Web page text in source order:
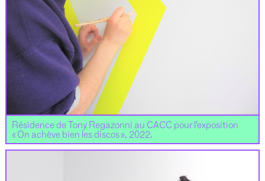
Résidence de Tony Regazonni au CACC pour l’exposition
« On achève bien les discos », 2022.